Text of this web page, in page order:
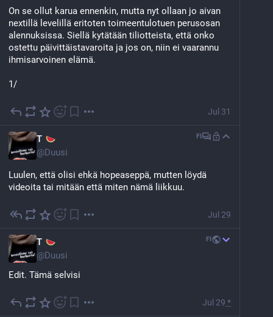
Huom. leikattu perusosa on n. 293€. Kuka elää tällä
kuukauden?
2/2
On se ollut karua ennenkin, mutta nyt ollaan jo aivan
nextillä levelillä eritoten toimeentulotuen perusosan
alennuksissa. Siellä kytätään tiliotteista, että onko
ostettu päivittäistavaroita ja jos on, niin ei vaarannu
ihmisarvoinen elämä.
1/
Jul 31
T
@Duusi
FI
Luulen, että olisi ehkä hopeaseppä, mutten löydä
videoita tai mitään että miten nämä liikkuu.
Jul 29
T
@Duusi
FI
Edit. Tämä selvisi
Koska internethaku on ihan rikki, niin kysyn täällä.Jul 29 *